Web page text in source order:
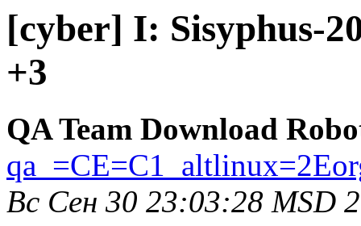
[cyber] I: Sisyphus-
+3
QA Team Download
Вс Сен 30 23:03:28 MSD